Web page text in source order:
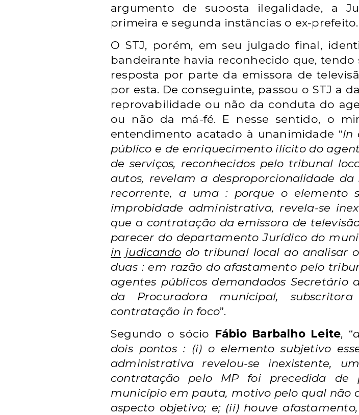
argumento de suposta ilegalidade, a
primeira e segunda instâncias o ex-prefeito.
O STJ, porém, em seu julgado final,
bandeirante havia reconhecido que,
resposta por parte da emissora de
por esta. De conseguinte, passou o STJ a
reprovabilidade ou não da conduta do
ou não da má-fé.
E nesse sentido, o
entendimento acatado à unanimidade “In
público e de enriquecimento ilícito do
de serviços, reconhecidos pelo tribunal
autos, revelam a desproporcionalidade
recorrente, a uma : porque o elemento
improbidade administrativa, revela-se
que a contratação da emissora de
parecer do departamento Jurídico do
in judicando do tribunal local ao analisar
duas : em razão do afastamento pelo
agentes públicos demandados Secretário
da Procuradora municipal,
contratação in foco”.
Segundo o sócio Fábio Barbalho Leite, “
dois pontos : (i) o elemento subjetivo
administrativa revelou-se inexistente,
contratação pelo MP foi precedida de
município em pauta, motivo pelo qual não
aspecto objetivo; e; (ii) houve